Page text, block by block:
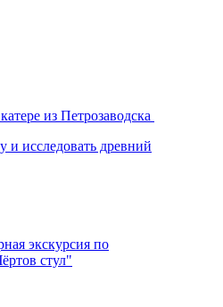
из Петрозаводска
исследовать древний